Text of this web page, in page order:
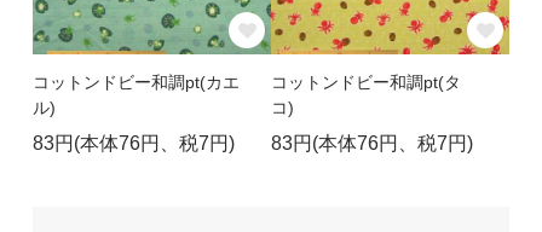
コットンドビー和調pt(カエ
ル)
83円(本体76円、税7円)
コットンドビー和調pt(タ
コ)
83円(本体76円、税7円)